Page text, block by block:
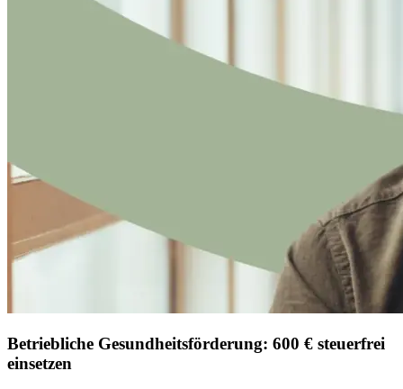
Betriebliche Gesundheitsförderung: 600 € steuerfrei
einsetzen